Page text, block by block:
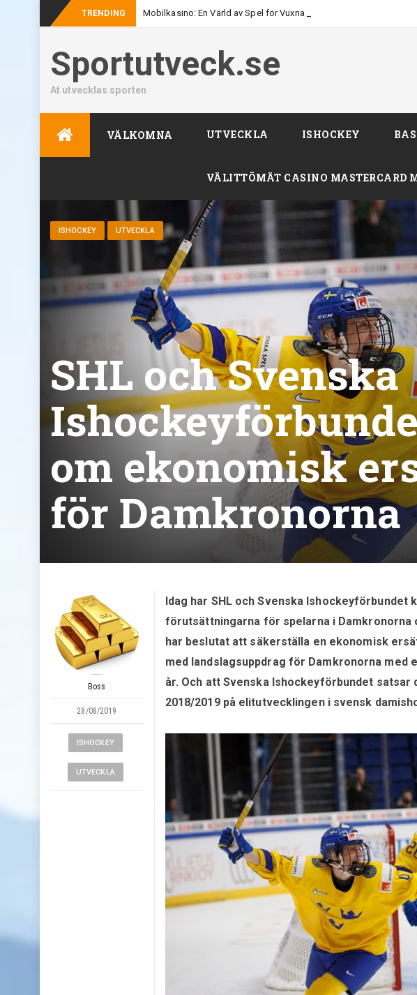
TRENDING Mobilkasino: En Värld av Spel för Vuxna
Sportutveck.se
At utvecklas sporten
VÄLKOMNA UTVECKLA ISHOCKEY
VÄLITTÖMÄT CASINO MASTERCARD
ISHOCKEY UTVECKLA
SHL och Svenska
om ekonomisk
för Damkronorna
Boss
28/08/2019
ISHOCKEY
UTVECKLA
Idag har SHL och Svenska
förutsättningarna för spelarna i Damkronorna
har beslutat att säkerställa en ekonomisk
med landslagsuppdrag för Damkronorna med
år. Och att Svenska Ishockeyförbundet
2018/2019 på elitutvecklingen i svensk